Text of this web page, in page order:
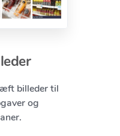
billeder til
og